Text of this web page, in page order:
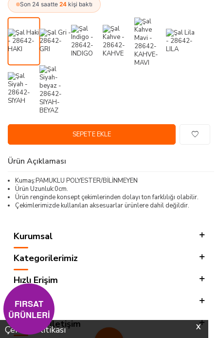
X
Çerez Politikası
Son 24 saatte 24 kişi baktı
SEPETE EKLE
Ürün Açıklaması
Kumaş:PAMUKLU POLYESTER/BİLİNMEYEN
Ürün Uzunluk:0cm.
Ürün renginde konsept çekimlerinden dolayı ton farklılığı olabilir.
Çekimlerimizde kullanılan aksesuarlar ürünlere dahil değildir.
Kurumsal
Kategorilerimiz
Hızlı Erişim
Sosyal
Adres & İletişim
FIRSAT
ÜRÜNLERİ